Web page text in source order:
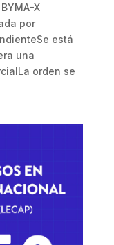
X
por
está
una
orden se